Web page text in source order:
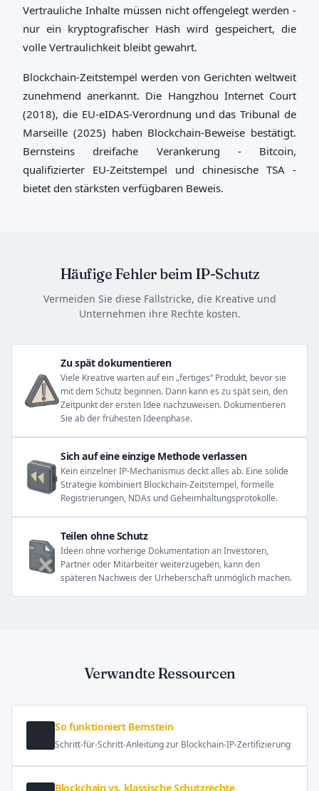
Vertrauliche Inhalte müssen nicht offengelegt werden -
nur ein kryptografischer Hash wird gespeichert, die
volle Vertraulichkeit bleibt gewahrt.
Blockchain-Zeitstempel werden von Gerichten weltweit
zunehmend anerkannt. Die Hangzhou Internet Court
(2018), die EU-eIDAS-Verordnung und das Tribunal de
Marseille (2025) haben Blockchain-Beweise bestätigt.
Bernsteins dreifache Verankerung - Bitcoin,
qualifizierter EU-Zeitstempel und chinesische TSA -
bietet den stärksten verfügbaren Beweis.
Häufige Fehler beim IP-Schutz
Vermeiden Sie diese Fallstricke, die Kreative und
Unternehmen ihre Rechte kosten.
Zu spät dokumentieren
Viele Kreative warten auf ein „fertiges“ Produkt, bevor sie
mit dem Schutz beginnen. Dann kann es zu spät sein, den
Zeitpunkt der ersten Idee nachzuweisen. Dokumentieren
Sie ab der frühesten Ideenphase.
Sich auf eine einzige Methode verlassen
Kein einzelner IP-Mechanismus deckt alles ab. Eine solide
Strategie kombiniert Blockchain-Zeitstempel, formelle
Registrierungen, NDAs und Geheimhaltungsprotokolle.
Teilen ohne Schutz
Ideen ohne vorherige Dokumentation an Investoren,
Partner oder Mitarbeiter weiterzugeben, kann den
späteren Nachweis der Urheberschaft unmöglich machen.
Verwandte Ressourcen
So funktioniert Bernstein
Schritt-für-Schritt-Anleitung zur Blockchain-IP-Zertifizierung
Blockchain vs. klassische Schutzrechte